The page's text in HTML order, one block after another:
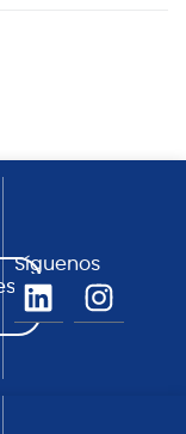
Síguenos